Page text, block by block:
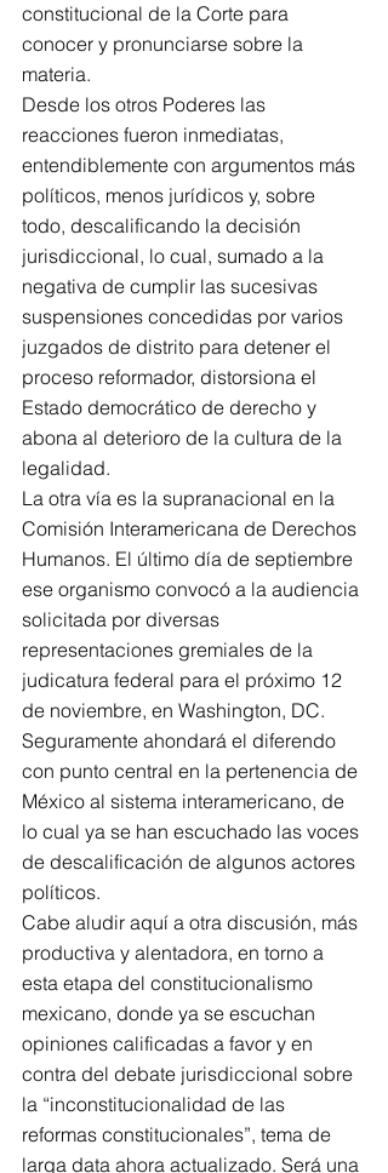
constitucional de la Corte para
conocer y pronunciarse sobre la
materia.
Desde los otros Poderes las
reacciones fueron inmediatas,
entendiblemente con argumentos más
políticos, menos jurídicos y, sobre
todo, descalificando la decisión
jurisdiccional, lo cual, sumado a la
negativa de cumplir las sucesivas
suspensiones concedidas por varios
juzgados de distrito para detener el
proceso reformador, distorsiona el
Estado democrático de derecho y
abona al deterioro de la cultura de la
legalidad.
La otra vía es la supranacional en la
Comisión Interamericana de Derechos
Humanos. El último día de septiembre
ese organismo convocó a la audiencia
solicitada por diversas
representaciones gremiales de la
judicatura federal para el próximo 12
de noviembre, en Washington, DC.
Seguramente ahondará el diferendo
con punto central en la pertenencia de
México al sistema interamericano, de
lo cual ya se han escuchado las voces
de descalificación de algunos actores
políticos.
Cabe aludir aquí a otra discusión, más
productiva y alentadora, en torno a
esta etapa del constitucionalismo
mexicano, donde ya se escuchan
opiniones calificadas a favor y en
contra del debate jurisdiccional sobre
la “inconstitucionalidad de las
reformas constitucionales”, tema de
larga data ahora actualizado. Será una